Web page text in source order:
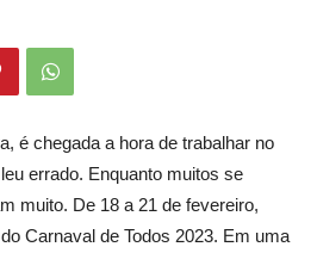
é chegada a hora de trabalhar no
errado. Enquanto muitos se
muito. De 18 a 21 de fevereiro,
Carnaval de Todos 2023. Em uma